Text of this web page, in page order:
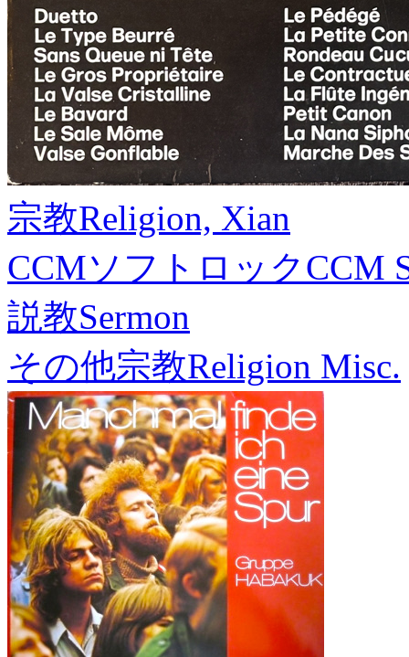
宗教Religion, Xian
CCMソフトロックCCM
説教Sermon
その他宗教Religion Misc.